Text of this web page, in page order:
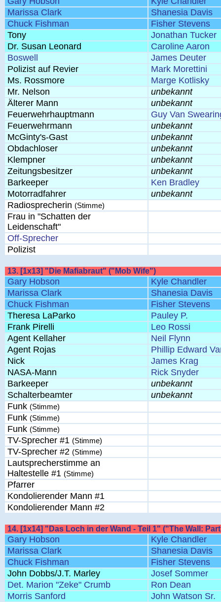
Marissa Clark
Shanesia Davis
Chuck Fishman
Fisher Stevens
Tony
Jonathan Tucker
Dr. Susan Leonard
Caroline Aaron
Boswell
James Deuter
Polizist auf Revier
Mark Morettini
Ms. Rossmore
Marge Kotlisky
Mr. Nelson
unbekannt
Älterer Mann
unbekannt
Feuerwehrhauptmann
Guy Van
Feuerwehrmann
unbekannt
McGinty's-Gast
unbekannt
Obdachloser
unbekannt
Klempner
unbekannt
Zeitungsbesitzer
unbekannt
Barkeeper
Ken Bradley
Motorradfahrer
unbekannt
Radiosprecherin (Stimme)
Frau in "Schatten der
Leidenschaft"
Off-Sprecher
Polizist
13. [1x13] "Die Mafiabraut" ("Mob Wife")
Gary Hobson
Kyle Chandler
Marissa Clark
Shanesia Davis
Chuck Fishman
Fisher Stevens
Theresa LaParko
Pauley P.
Frank Pirelli
Leo Rossi
Agent Kellaher
Neil Flynn
Agent Rojas
Phillip Edward
Nick
James Krag
NASA-Mann
Rick Snyder
Barkeeper
unbekannt
Schalterbeamter
unbekannt
Funk (Stimme)
Funk (Stimme)
Funk (Stimme)
TV-Sprecher #1 (Stimme)
TV-Sprecher #2 (Stimme)
Lautsprecherstimme an
Haltestelle #1 (Stimme)
Pfarrer
Kondolierender Mann #1
Kondolierender Mann #2
14. [1x14] "Das Loch in der Wand - Teil 1" ("The Wall:
Gary Hobson
Kyle Chandler
Marissa Clark
Shanesia Davis
Chuck Fishman
Fisher Stevens
John Dobbs/J.T. Marley
Josef Sommer
Det. Marion "Zeke" Crumb
Ron Dean
Morris Sanford
John Watson Sr.